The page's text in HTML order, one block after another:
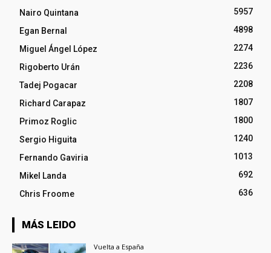
Nairo Quintana
5957
Egan Bernal
4898
Miguel Ángel López
2274
Rigoberto Urán
2236
Tadej Pogacar
2208
Richard Carapaz
1807
Primoz Roglic
1800
Sergio Higuita
1240
Fernando Gaviria
1013
Mikel Landa
692
Chris Froome
636
MÁS LEIDO
Vuelta a España